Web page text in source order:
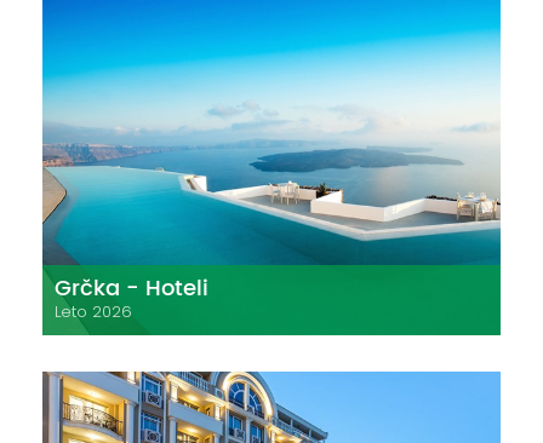
Grčka - Hoteli
Leto 2026